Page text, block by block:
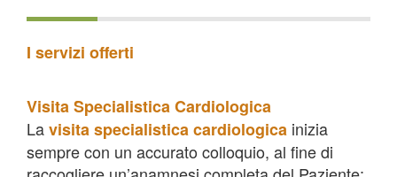
I servizi offerti
Visita Specialistica Cardiologica
Lavisita specialistica cardiologica inizia
sempre con un accurato colloquio, al fine di